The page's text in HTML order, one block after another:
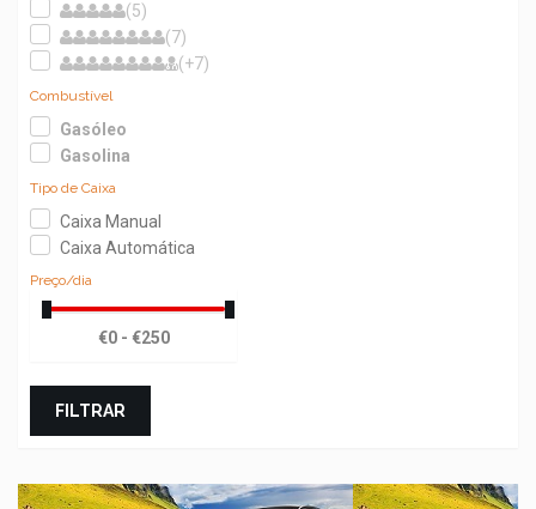
(5)
(7)
(+7)
Combustível
Gasóleo
Gasolina
Tipo de Caixa
Caixa Manual
Caixa Automática
Preço/dia
FILTRAR